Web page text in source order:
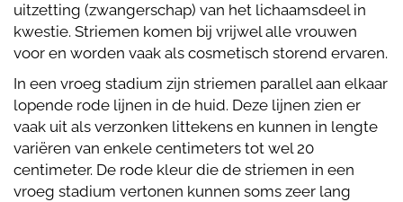
uitzetting (zwangerschap) van het lichaamsdeel in
kwestie. Striemen komen bij vrijwel alle vrouwen
voor en worden vaak als cosmetisch storend ervaren.
In een vroeg stadium zijn striemen parallel aan elkaar
lopende rode lijnen in de huid. Deze lijnen zien er
vaak uit als verzonken littekens en kunnen in lengte
variëren van enkele centimeters tot wel 20
centimeter. De rode kleur die de striemen in een
vroeg stadium vertonen kunnen soms zeer lang